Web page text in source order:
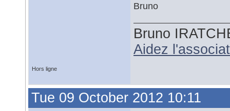
Bruno
Bruno
Aidez
Hors ligne
Tue 09 October 2012 10:11